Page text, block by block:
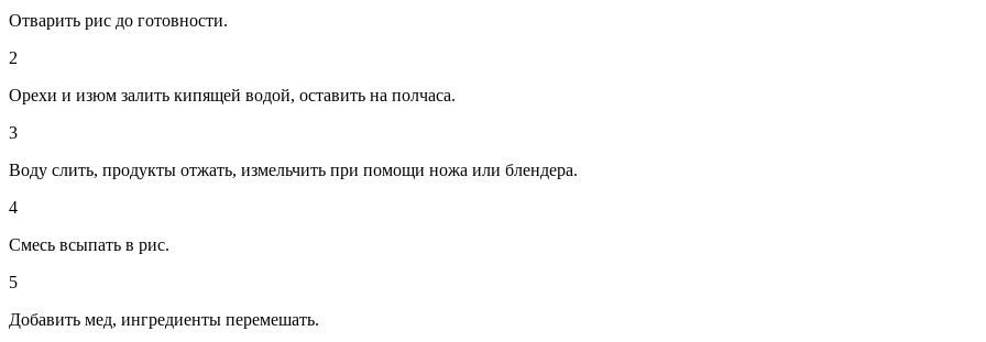
Отварить рис до готовности.
2
Орехи и изюм залить кипящей водой, оставить на полчаса.
3
Воду слить, продукты отжать, измельчить при помощи ножа или блендера.
4
Смесь всыпать в рис.
5
Добавить мед, ингредиенты перемешать.